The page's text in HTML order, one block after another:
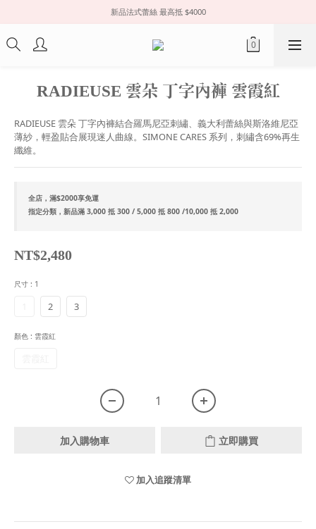
新品法式蕾絲 最高抵 $4000
RADIEUSE 雲朵 丁字內褲 雲霞紅
RADIEUSE 雲朵 丁字內褲結合羅馬尼亞刺繡、義大利蕾絲與斯洛維尼亞
薄紗，輕盈貼合展現迷人曲線。SIMONE CARES 系列，刺繡含69%再生
纖維。
全店，滿$2000享免運
指定分類，新品滿 3,000 抵 300 / 5,000 抵 800 /10,000 抵 2,000
NT$2,480
尺寸 : 1
2 3
顏色 : 雲霞紅
加入購物車 立即購買
加入追蹤清單